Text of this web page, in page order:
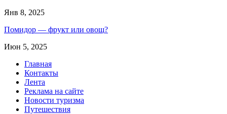
Янв 8, 2025
Помидор — фрукт или овощ?
Июн 5, 2025
Главная
Контакты
Лента
Реклама на сайте
Новости туризма
Путешествия